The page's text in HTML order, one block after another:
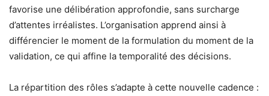
favorise une délibération approfondie, sans surcharge
d’attentes irréalistes. L’organisation apprend ainsi à
différencier le moment de la formulation du moment de la
validation, ce qui affine la temporalité des décisions.
La répartition des rôles s’adapte à cette nouvelle cadence :